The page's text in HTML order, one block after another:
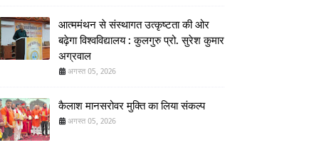
आत्ममंथन से संस्थागत उत्कृष्टता की ओर
बढ़ेगा विश्वविद्यालय : कुलगुरु प्रो. सुरेश कुमार
अग्रवाल
अगस्त 05, 2026
कैलाश मानसरोवर मुक्ति का लिया संकल्प
अगस्त 05, 2026